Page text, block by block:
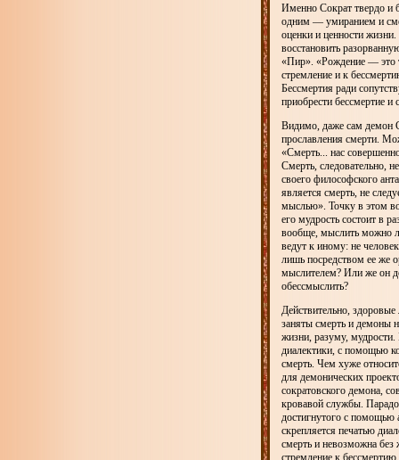
Именно Сократ твердо и
одним — умиранием и
оценки и ценности
восстановить
«Пир». «Рождение — это
стремление и к
Бессмертия ради
приобрести бессмертие и
Видимо, даже сам демон
прославления смерти.
«Смерть... нас
Смерть, следовательно,
своего философского
является смерть, не
мыслью». Точку в этом
его мудрость состоит в
вообще, мыслить можно
ведут к иному: не
лишь посредством ее же
мыслителем? Или же он
обессмыслить?
Действительно,
заняты смерть и демоны
жизни, разуму,
диалектики, с помощью
смерть. Чем хуже
для демонических
сократовского демона,
кровавой службы.
достигнутого с помощью
скрепляется печатью
смерть и невозможна без
стремление к